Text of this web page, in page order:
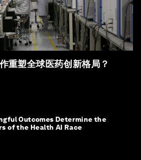
重塑全球医药创新格局？
Outcomes Determine the
of the Health AI Race